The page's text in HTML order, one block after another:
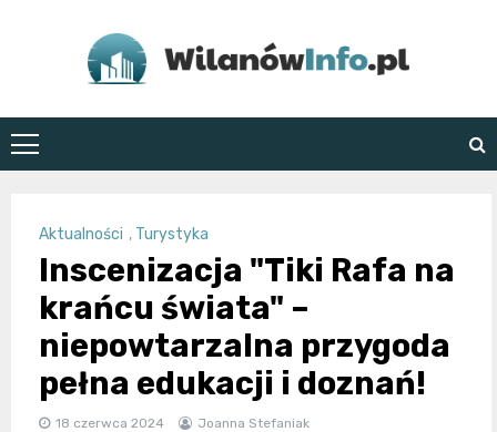
WilanówInfo.pl
Aktualności , Turystyka
Inscenizacja "Tiki Rafa na
krańcu świata" –
niepowtarzalna przygoda
pełna edukacji i doznań!
18 czerwca 2024 Joanna Stefaniak